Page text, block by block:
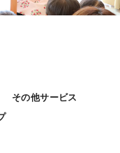
その他サービス